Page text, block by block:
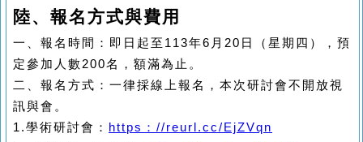
陸、報名方式與費用
一、報名時間：即日起至 1 13年6 月20 日（星期四 ）， 預
定參加人數200名， 額滿為止。
二、報名方式：一律採線上報名
，本次研討會不開放視
訊與會。
1.學術研討會 ： https ： //reurl.cc/EjZVqn